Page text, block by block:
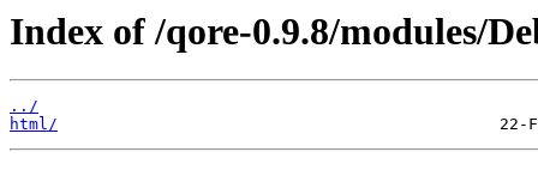
Index of /qore-0.9.8/modules/
../
html/